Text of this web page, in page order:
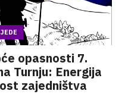
opasnosti 7.
Turnju: Energija
zajedništva